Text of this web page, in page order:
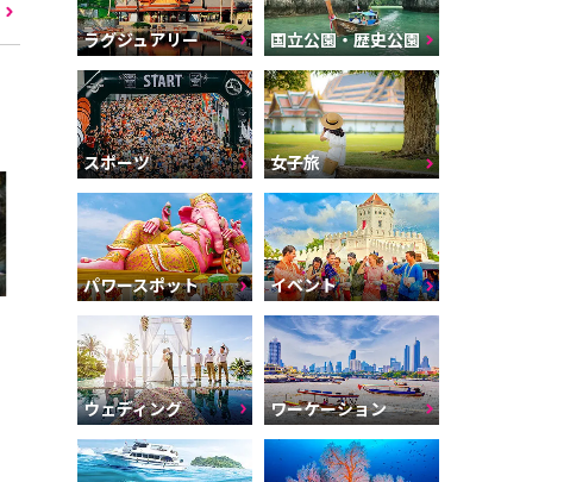
ラグジュアリー 国立公園・歴史公園
スポーツ 女子旅
パワースポット イベント
ウェディング ワーケーション